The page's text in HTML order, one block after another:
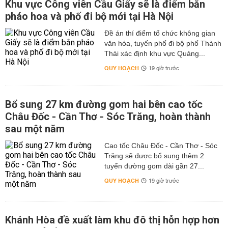
Khu vực Công viên Cầu Giấy sẽ là điểm bắn
pháo hoa và phố đi bộ mới tại Hà Nội
Đề án thí điểm tổ chức không gian
văn hóa, tuyến phố đi bộ phố Thành
Thái xác định khu vực Quảng...
QUY HOẠCH 19 giờ trước
Bổ sung 27 km đường gom hai bên cao tốc
Châu Đốc - Cần Thơ - Sóc Trăng, hoàn thành
sau một năm
Cao tốc Châu Đốc - Cần Thơ - Sóc
Trăng sẽ được bổ sung thêm 2
tuyến đường gom dài gần 27...
QUY HOẠCH 19 giờ trước
Khánh Hòa đề xuất làm khu đô thị hỗn hợp hơn